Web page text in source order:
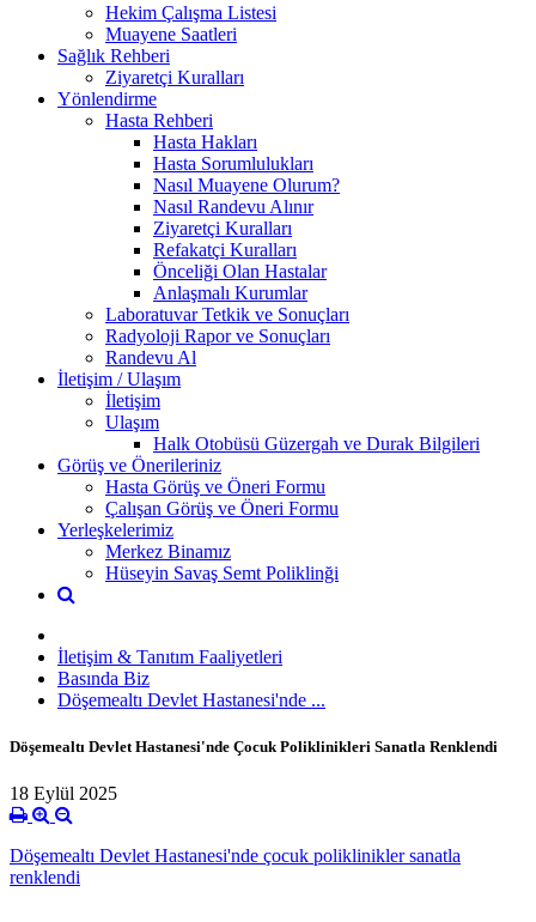
Hekim Çalışma Listesi
Muayene Saatleri
Sağlık Rehberi
Ziyaretçi Kuralları
Yönlendirme
Hasta Rehberi
Hasta Hakları
Hasta Sorumlulukları
Nasıl Muayene Olurum?
Nasıl Randevu Alınır
Ziyaretçi Kuralları
Refakatçi Kuralları
Önceliği Olan Hastalar
Anlaşmalı Kurumlar
Laboratuvar Tetkik ve Sonuçları
Radyoloji Rapor ve Sonuçları
Randevu Al
İletişim / Ulaşım
İletişim
Ulaşım
Halk Otobüsü Güzergah ve Durak Bilgileri
Görüş ve Önerileriniz
Hasta Görüş ve Öneri Formu
Çalışan Görüş ve Öneri Formu
Yerleşkelerimiz
Merkez Binamız
Hüseyin Savaş Semt Poliklinği
İletişim & Tanıtım Faaliyetleri
Basında Biz
Döşemealtı Devlet Hastanesi'nde ...
Döşemealtı Devlet Hastanesi'nde Çocuk Poliklinikleri Sanatla Renklendi
18 Eylül 2025
Döşemealtı Devlet Hastanesi'nde çocuk poliklinikler sanatla
renklendi